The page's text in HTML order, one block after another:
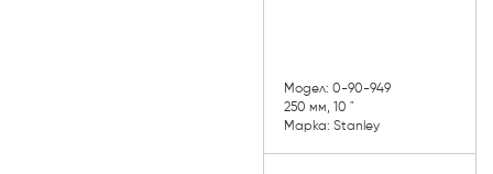
Модел: 0-90-949
250 мм, 10 "
Марка: Stanley